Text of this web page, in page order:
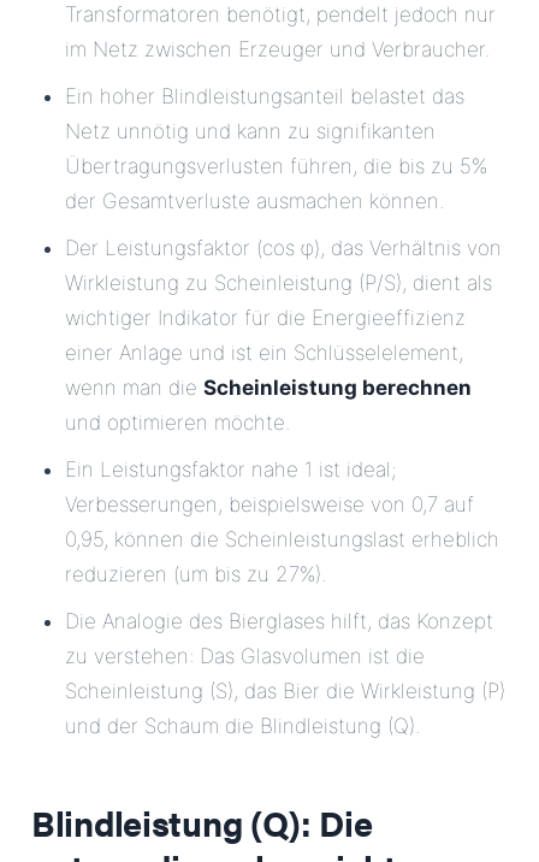
Transformatoren benötigt, pendelt jedoch nur
im Netz zwischen Erzeuger und Verbraucher.
Ein hoher Blindleistungsanteil belastet das
Netz unnötig und kann zu signifikanten
Übertragungsverlusten führen, die bis zu 5%
der Gesamtverluste ausmachen können.
Der Leistungsfaktor (cos φ), das Verhältnis von
Wirkleistung zu Scheinleistung (P/S), dient als
wichtiger Indikator für die Energieeffizienz
einer Anlage und ist ein Schlüsselelement,
wenn man die Scheinleistung berechnen
und optimieren möchte.
Ein Leistungsfaktor nahe 1 ist ideal;
Verbesserungen, beispielsweise von 0,7 auf
0,95, können die Scheinleistungslast erheblich
reduzieren (um bis zu 27%).
Die Analogie des Bierglases hilft, das Konzept
zu verstehen: Das Glasvolumen ist die
Scheinleistung (S), das Bier die Wirkleistung (P)
und der Schaum die Blindleistung (Q).
Blindleistung (Q): Die